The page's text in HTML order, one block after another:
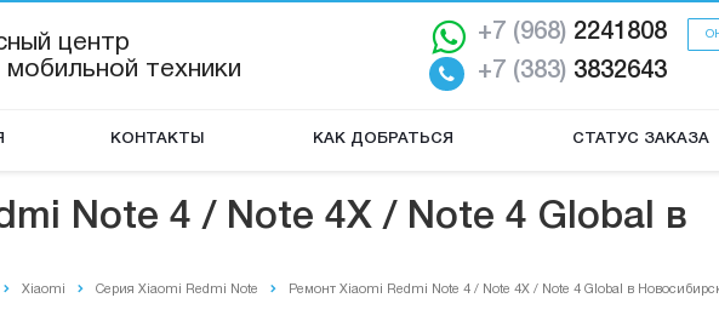
центр
техники
+7 (968) 2241808
+7 (383) 3832643
КОНТАКТЫ КАК ДОБРАТЬСЯ СТАТУС ЗАКАЗА
Note 4 / Note 4X / Note 4 Global в
Xiaomi Серия Xiaomi Redmi Note Ремонт Xiaomi Redmi Note 4 / Note 4X / Note 4 Global в